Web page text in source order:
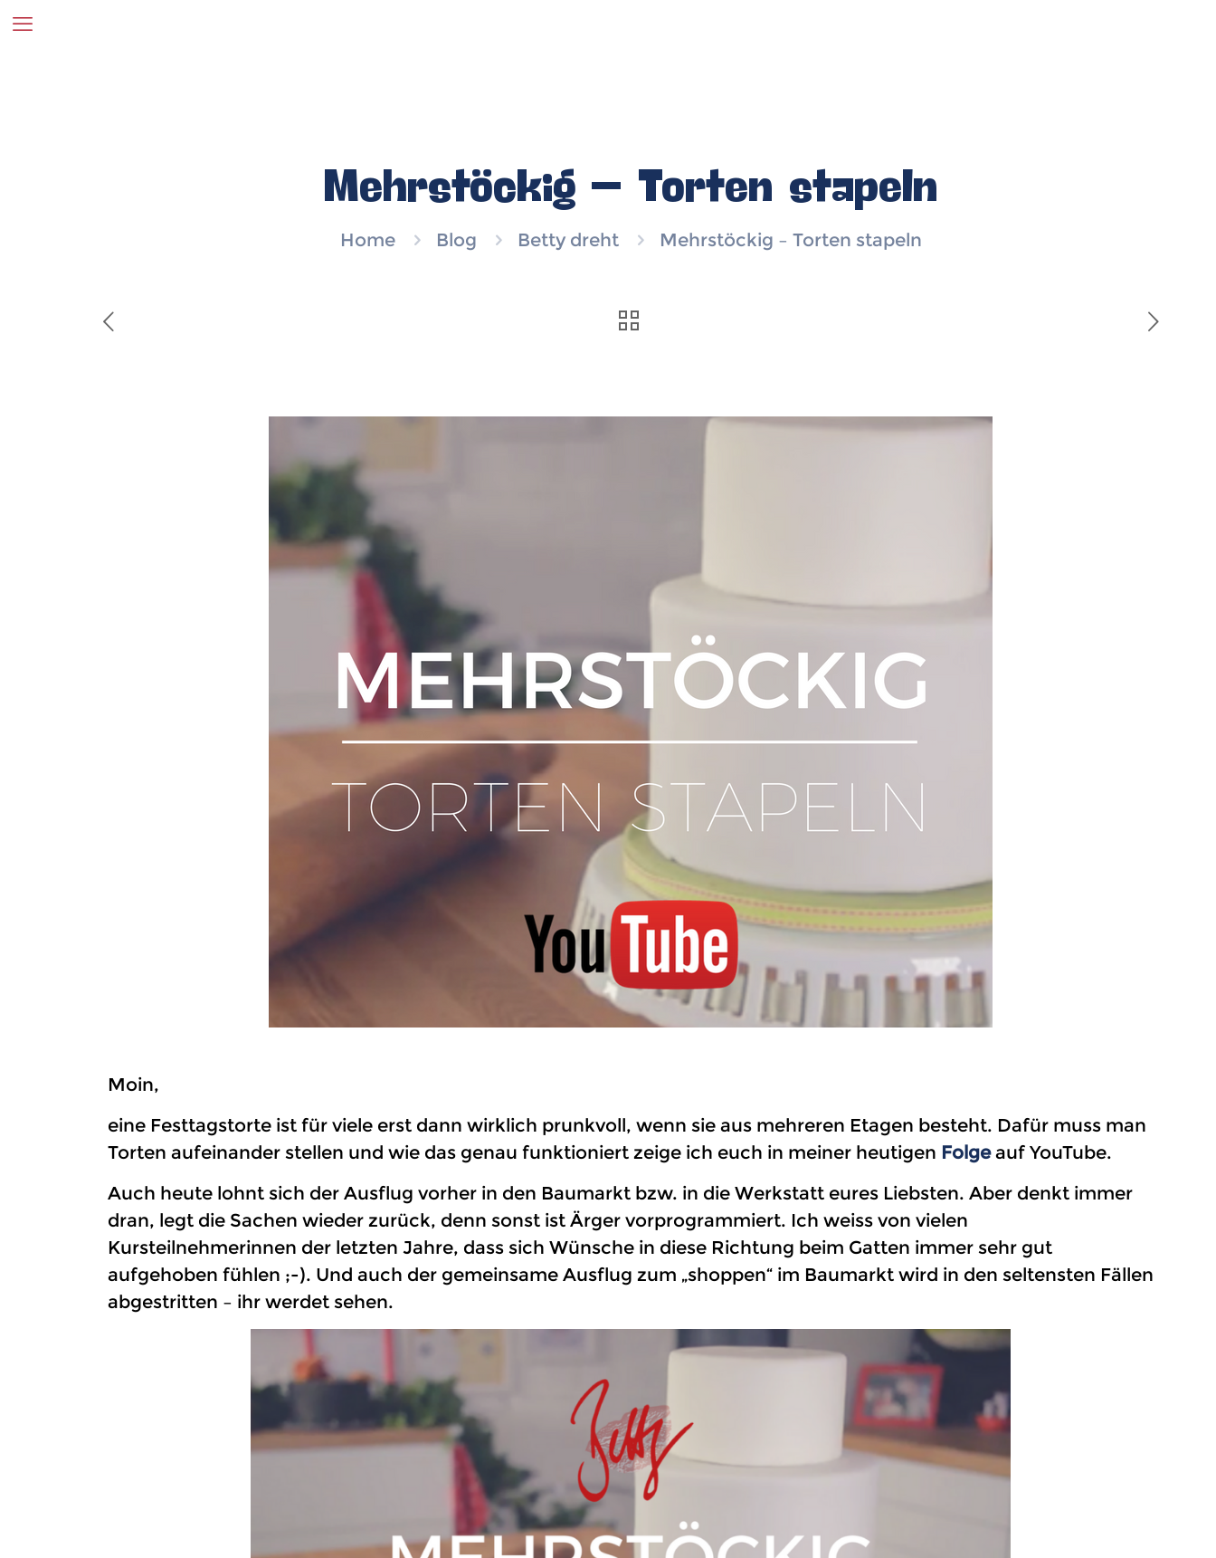
Mehrstöckig – Torten stapeln
Home Blog Betty dreht Mehrstöckig – Torten stapeln
Moin,
eine Festtagstorte ist für viele erst dann wirklich prunkvoll, wenn sie aus mehreren Etagen besteht. Dafür muss man
Torten aufeinander stellen und wie das genau funktioniert zeige ich euch in meiner heutigen Folgeauf YouTube.
Auch heute lohnt sich der Ausflug vorher in den Baumarkt bzw. in die Werkstatt eures Liebsten. Aber denkt immer
dran, legt die Sachen wieder zurück, denn sonst ist Ärger vorprogrammiert. Ich weiss von vielen
Kursteilnehmerinnen der letzten Jahre, dass sich Wünsche in diese Richtung beim Gatten immer sehr gut
aufgehoben fühlen ;-). Und auch der gemeinsame Ausflug zum „shoppen“ im Baumarkt wird in den seltensten Fällen
abgestritten – ihr werdet sehen.